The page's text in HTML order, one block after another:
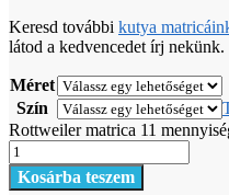
Keresd további kutya
látod a kedvencedet írj nekünk.
Méret
Szín
Rottweiler matrica 11
Kosárba teszem